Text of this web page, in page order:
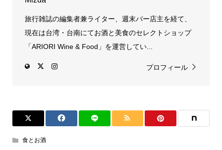
旅行雑誌の編集者兼ライター、週末バー店主を経て、
現在は台湾・台南にてお酒と美食のセレクトショップ
「ARIORI Wine & Food」を運営してい...
プロフィール
食とお酒